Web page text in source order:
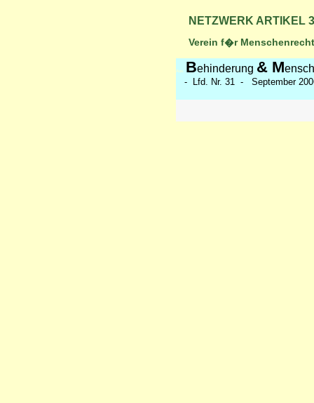
NETZWERK ARTIKEL 3
Verein f�r
Aus: Behinderung & M
- Lfd. Nr. 31 - September